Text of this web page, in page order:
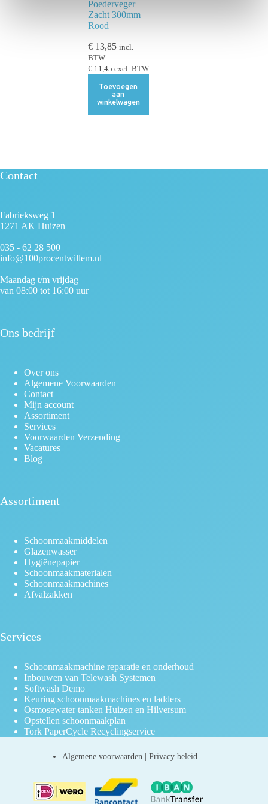
Poederveger
Zacht 300mm –
Rood
€13,85 incl.
BTW
€11,45 excl. BTW
Toevoegen
aan
winkelwagen
Contact
Fabrieksweg 1
1271 AK Huizen
035 - 62 28 500
info@100procentwillem.nl
Maandag t/m vrijdag
van 08:00 tot 16:00 uur
Ons bedrijf
Over ons
Algemene Voorwaarden
Contact
Mijn account
Assortiment
Services
Voorwaarden Verzending
Vacatures
Blog
Assortiment
Schoonmaakmiddelen
Glazenwasser
Hygiënepapier
Schoonmaakmaterialen
Schoonmaakmachines
Afvalzakken
Services
Schoonmaakmachine reparatie en onderhoud
Inbouwen van Telewash Systemen
Softwash Demo
Keuring schoonmaakmachines en ladders
Osmosewater tanken Huizen en Hilversum
Opstellen schoonmaakplan
Tork PaperCycle Recyclingservice
Algemene voorwaarden |Privacy beleid